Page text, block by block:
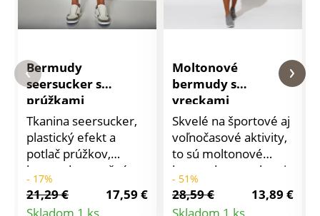
Bermudy
seersucker s
prúžkami
Tkanina seersucker,
plastický efekt a
potlač prúžkov,
bermudy s pružným
pásom patria medzi
najpohodlnejšie
- 17%
21,29 €
17,59 €
Detail
Moltonové
bermudy s
vreckami
Skvelé na športové aj
voľnočasové aktivity,
to sú moltonové
bermudy s vreckami.
Pružný pás so
šnúrkou na
- 51%
28,59 €
13,89 €
Detail